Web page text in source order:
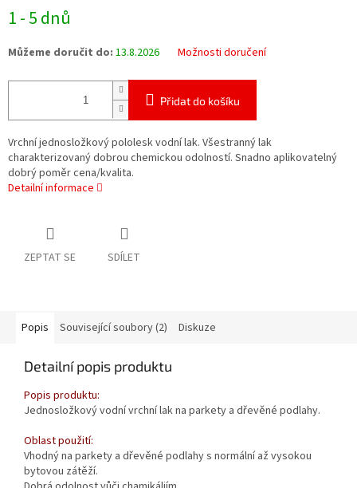
cena:
1 - 5 dnů
Můžeme doručit do: 13.8.2026 Možnosti doručení
Přidat do košíku
Vrchní jednosložkový pololesk vodní lak. Všestranný lak
charakterizovaný dobrou chemickou odolností. Snadno aplikovatelný
dobrý poměr cena/kvalita.
Detailní informace
ZEPTAT SE SDÍLET
Popis Související soubory (2) Diskuze
Detailní popis produktu
Popis produktu:
Jednosložkový vodní vrchní lak na parkety a dřevěné podlahy.
Oblast použití:
Vhodný na parkety a dřevěné podlahy s normální až vysokou
bytovou zátěží.